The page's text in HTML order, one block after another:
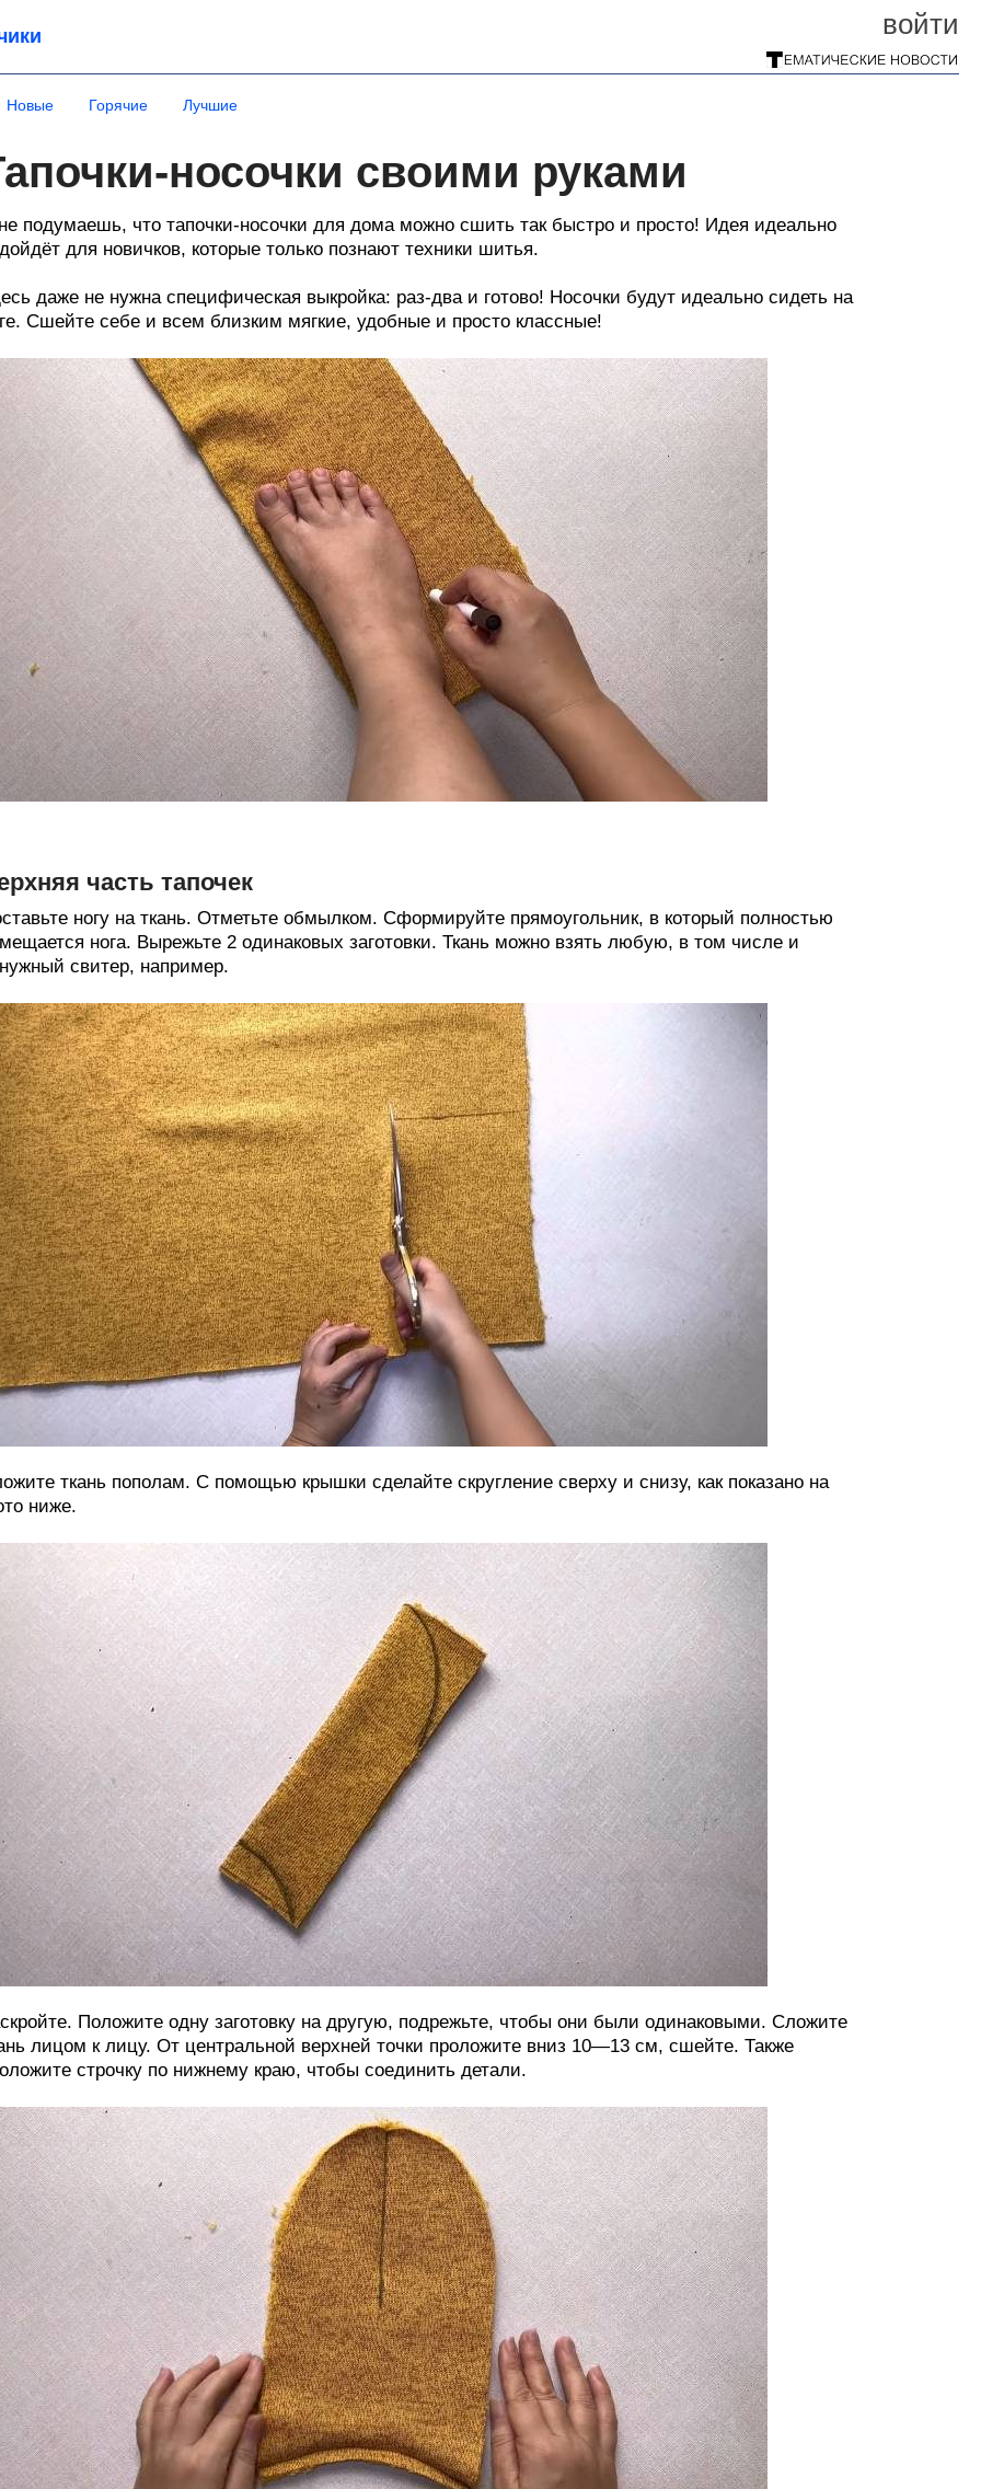
войти
Новые Горячие Лучшие
носочки своими руками
подумаешь, что тапочки-носочки для дома можно сшить так быстро и просто! Идея идеально
для новичков, которые только познают техники шитья.
даже не нужна специфическая выкройка: раз-два и готово! Носочки будут идеально сидеть на
Сшейте себе и всем близким мягкие, удобные и просто классные!
часть тапочек
ногу на ткань. Отметьте обмылком. Сформируйте прямоугольник, в который полностью
нога. Вырежьте 2 одинаковых заготовки. Ткань можно взять любую, в том числе и
свитер, например.
ткань пополам. С помощью крышки сделайте скругление сверху и снизу, как показано на
ниже.
Положите одну заготовку на другую, подрежьте, чтобы они были одинаковыми. Сложите
лицом к лицу. От центральной верхней точки проложите вниз 10—13 см, сшейте. Также
строчку по нижнему краю, чтобы соединить детали.